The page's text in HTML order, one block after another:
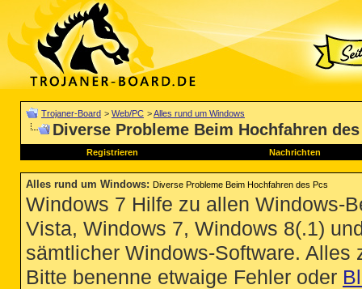
Trojaner-Board > Web/PC >Alles rund um Windows
Diverse Probleme Beim Hochfahren
Registrieren Nachrichten
Alles rund um Windows: Diverse Probleme Beim Hochfahren des Pcs
Windows 7 Hilfe zu allen Windows-
Vista, Windows 7, Windows 8(.1)
sämtlicher Windows-Software.
Bitte benenne etwaige Fehler oder